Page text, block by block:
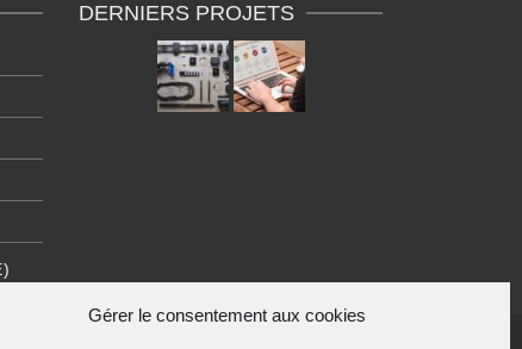
Gérer le consentement aux cookies
DERNIERS PROJETS